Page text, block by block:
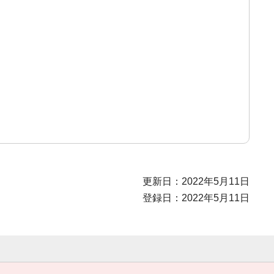
更新日：2022年5月11日
登録日：2022年5月11日